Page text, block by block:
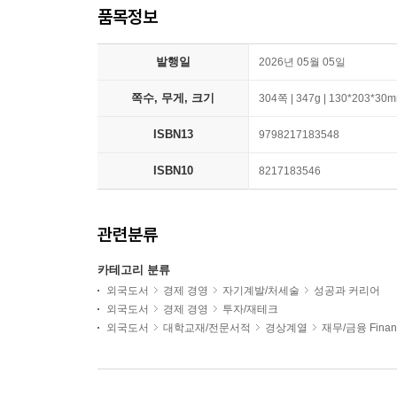
품목정보
발행일 2026년 05월 05일
쪽수, 무게, 크기 304쪽 | 347g |
ISBN13 9798217183548
ISBN10 8217183546
관련분류
카테고리 분류
외국도서 경제 경영 자기계발/처세술
성공과 커리어
외국도서
경제 경영
투자/재테크
외국도서
대학교재/전문서적 경상계열 재무/금융